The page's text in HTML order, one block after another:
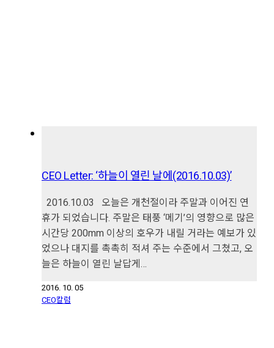
CEO Letter: ‘하늘이 열린 날에(2016.10.03)’
2016.10.03 오늘은 개천절이라 주말과 이어진 연
휴가 되었습니다. 주말은 태풍 ‘메기’의 영향으로 많은
시간당 200mm 이상의 호우가 내릴 거라는 예보가 있
었으나 대지를 촉촉히 적셔 주는 수준에서 그쳤고, 오
늘은 하늘이 열린 날답게…
2016. 10. 05
CEO칼럼